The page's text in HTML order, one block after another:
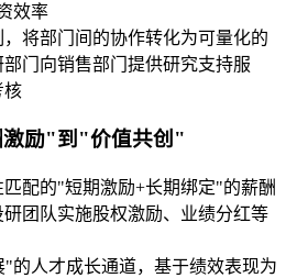
效率
将部门间的协作转化为可量化的
门向销售部门提供研究支持服
核
激励"到"价值共创"
配的"短期激励+长期绑定"的薪酬
团队实施股权激励、业绩分红等
的人才成长通道，基于绩效表现为